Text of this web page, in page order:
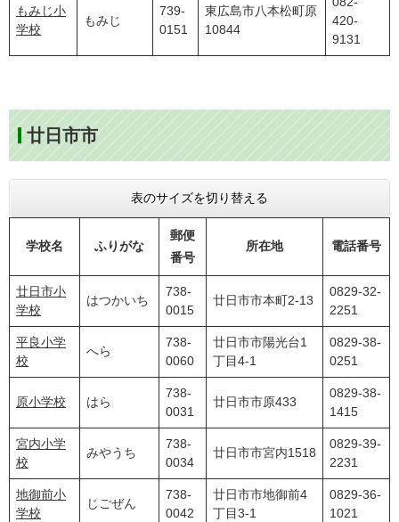
もみじ小
学校
もみじ
739-
0151
東広島市八本松町原
10844
420-
9131
廿日市市
表のサイズを切り替える
学校名 ふりがな
郵便
番号
所在地 電話番号
廿日市小
学校
はつかいち
738-
0015
廿日市市本町2-13
0829-32-
2251
平良小学
校
へら
738-
0060
廿日市市陽光台1
丁目4-1
0829-38-
0251
原小学校 はら
738-
0031
廿日市市原433
0829-38-
1415
宮内小学
校
みやうち
738-
0034
廿日市市宮内1518
0829-39-
2231
地御前小
学校
じごぜん
738-
0042
廿日市市地御前4
丁目3-1
0829-36-
1021